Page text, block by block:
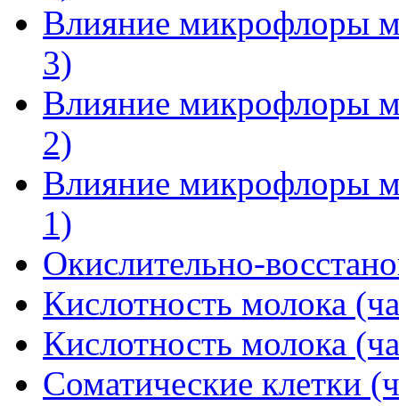
Влияние микрофлоры
3)
Влияние микрофлоры
2)
Влияние микрофлоры
1)
Окислительно-
Кислотность молока
Кислотность молока
Соматические клетки